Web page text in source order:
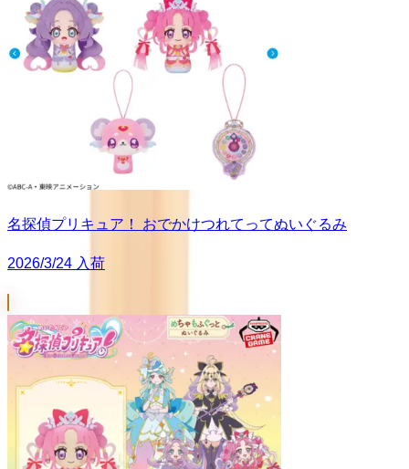
名探偵プリキュア！ おでかけつれてってぬいぐるみ
2026/3/24 入荷